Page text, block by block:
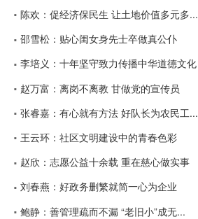
陈欢：促经济保民生 让土地价值多元多...
邵雪松：贴心闺女身先士卒做真公仆
李培义：十年坚守致力传播中华道德文化
赵万富：离岗不离教 甘做党的宣传员
张睿嘉：有心就有方法 好队长为农民工...
王云环：社区文明建设中的青春色彩
赵欣：志愿公益十余载 重在慈心做实事
刘春燕：好政务删繁就简一心为企业
鲍静：善管理疏而不漏 “老旧小”成无...